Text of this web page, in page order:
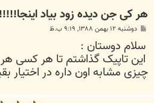
هر کی جن دیده زود بیاد
پ
ت
دوشنبه ۱۲ بهمن ۱۳۸۸, ۹:۱۹ ب.ظ
سلام دوستان :
این تاپیک گذاشتم تا هر کسی
چیزی مشابه اون داره در اختیار